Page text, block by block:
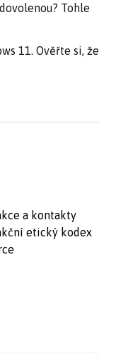
Tohle
11. Ověřte si, že
a kontakty
etický kodex